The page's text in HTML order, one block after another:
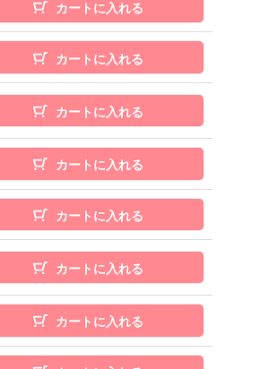
カートに入れる
カートに入れる
カートに入れる
カートに入れる
カートに入れる
カートに入れる
カートに入れる